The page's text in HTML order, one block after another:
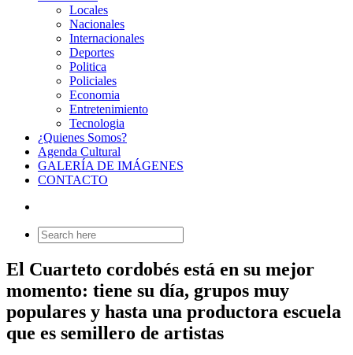
Locales
Nacionales
Internacionales
Deportes
Politica
Policiales
Economia
Entretenimiento
Tecnologia
¿Quienes Somos?
Agenda Cultural
GALERÍA DE IMÁGENES
CONTACTO
Search
for:
El Cuarteto cordobés está en su mejor
momento: tiene su día, grupos muy
populares y hasta una productora escuela
que es semillero de artistas